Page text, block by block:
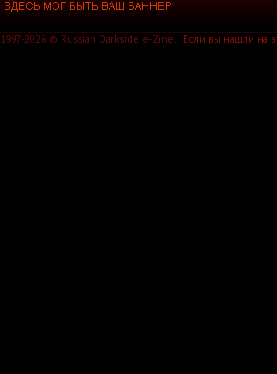
1997-2026 © Russian Darkside e-Zine. Если вы нашли на